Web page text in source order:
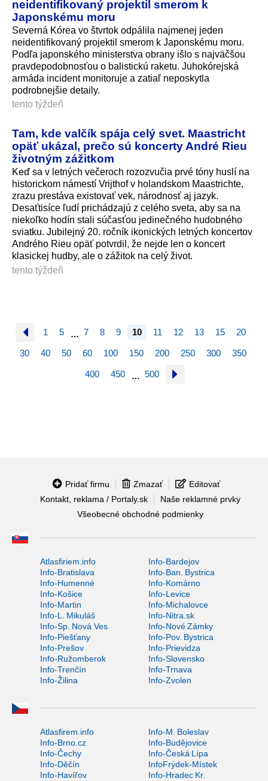
neidentifikovaný projektil smerom k
Japonskému moru
Severná Kórea vo štvrtok odpálila najmenej jeden
neidentifikovaný projektil smerom k Japonskému moru.
Podľa japonského ministerstva obrany išlo s najväčšou
pravdepodobnosťou o balistickú raketu. Juhokórejská
armáda incident monitoruje a zatiaľ neposkytla
podrobnejšie detaily.
tento týždeň
Tam, kde valčík spája celý svet. Maastricht
opäť ukázal, prečo sú koncerty André Rieu
životným zážitkom
Keď sa v letných večeroch rozozvučia prvé tóny huslí na
historickom námestí Vrijthof v holandskom Maastrichte,
zrazu prestáva existovať vek, národnosť aj jazyk.
Desaťtisíce ľudí prichádzajú z celého sveta, aby sa na
niekoľko hodín stali súčasťou jedinečného hudobného
sviatku. Jubilejný 20. ročník ikonických letných koncertov
Andrého Rieu opäť potvrdil, že nejde len o koncert
klasickej hudby, ale o zážitok na celý život.
tento týždeň
1 5 … 7 8 9 10 11 12 13 15 20
30 40 50 60 100 150 200 250 300 350
400 450 … 500
Pridať firmu Zmazať
Editovať
Kontakt, reklama / Portaly.sk
Naše reklamné prvky
Všeobecné obchodné podmienky
Atlasfiriem.info
Info-Bardejov
Info-Bratislava
Info-Ban. Bystrica
Info-Humenné
Info-Komárno
Info-Košice
Info-Levice
Info-Martin
Info-Michalovce
Info-L. Mikuláš
Info-Nitra.sk
Info-Sp. Nová Ves
Info-Nové Zámky
Info-Piešťany
Info-Pov. Bystrica
Info-Prešov
Info-Prievidza
Info-Ružomberok
Info-Slovensko
Info-Trenčín
Info-Trnava
Info-Žilina
Info-Zvolen
Atlasfirem.info
Info-M. Boleslav
Info-Brno.cz
Info-Budějovice
Info-Čechy
Info-Česká Lípa
Info-Děčín
InfoFrýdek-Místek
Info-Havířov
Info-Hradec Kr.